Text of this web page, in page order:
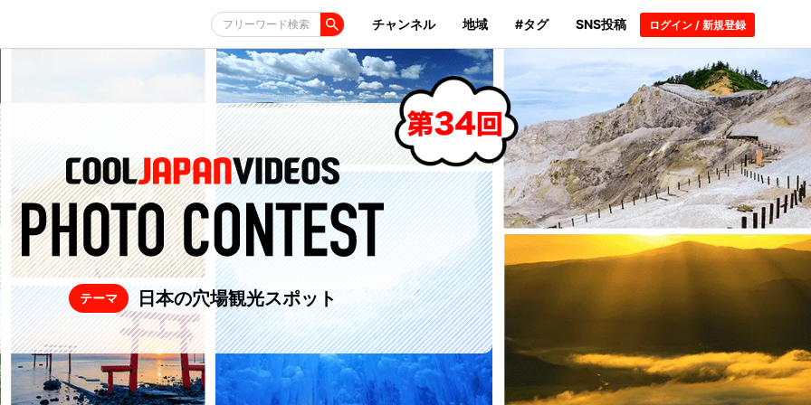
フリーワード検索 チャンネル 地域 #タグ SNS投稿 ログイン / 新規登録
テーマ 日本の穴場観光スポット